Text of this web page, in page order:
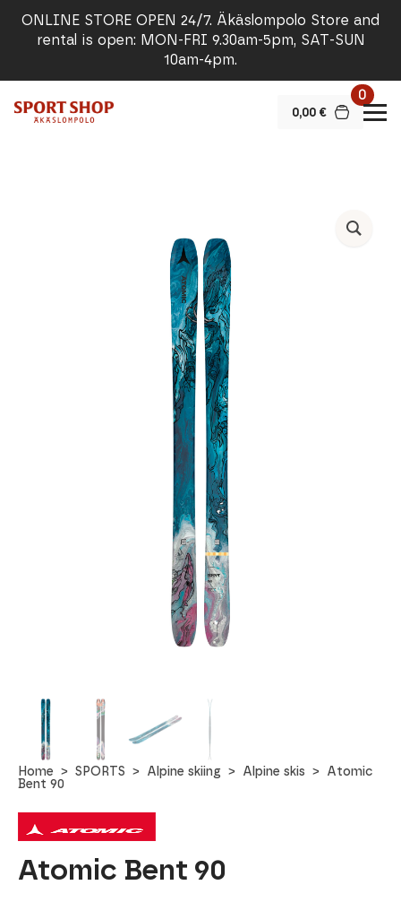
ONLINE STORE OPEN 24/7. Äkäslompolo Store and
rental is open: MON-FRI 9.30am-5pm, SAT-SUN
10am-4pm.
0,00 €
0
Home SPORTS Alpine skiing Alpine skis
Atomic
Bent 90
Atomic Bent 90